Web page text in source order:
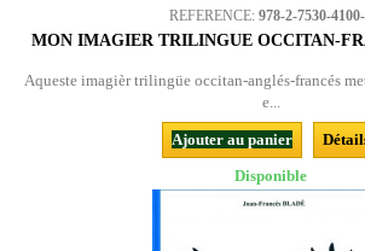
REFERENCE: 978-2-7530-
MON IMAGIER TRILINGUE OCCITAN-
Aqueste imagièr trilingüe occitan-anglés-francés
e...
Ajouter au panier
Disponible